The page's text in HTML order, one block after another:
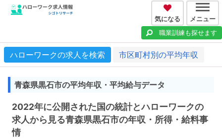
気になる メニュー
職業訓練も探せます
ハローワークの求人を検索 市区町村別の平均年収
青森県黒石市の平均年収・平均給与データ
2022年に公開された国の統計とハローワークの
求人から見る青森県黒石市の年収・所得・給料事
情